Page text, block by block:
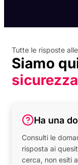
Tutte le risposte
Siamo
Ha una
Consulti le
risposta ai
cerca, non esiti